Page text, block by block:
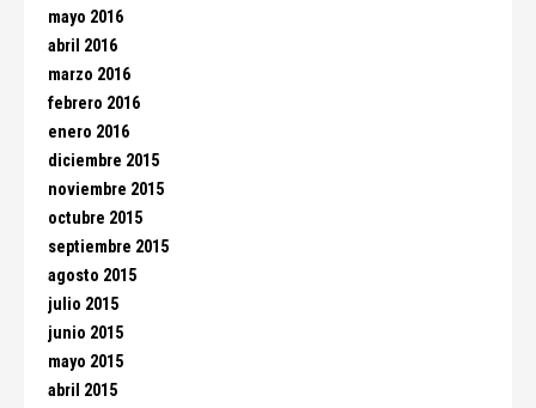
mayo 2016
abril 2016
marzo 2016
febrero 2016
enero 2016
diciembre 2015
noviembre 2015
octubre 2015
septiembre 2015
agosto 2015
julio 2015
junio 2015
mayo 2015
abril 2015